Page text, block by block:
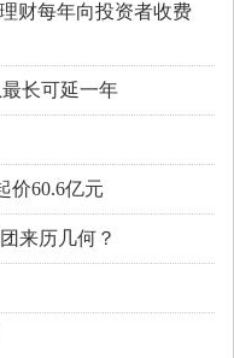
财每年向投资者收费
长可延一年
价60.6亿元
来历几何？